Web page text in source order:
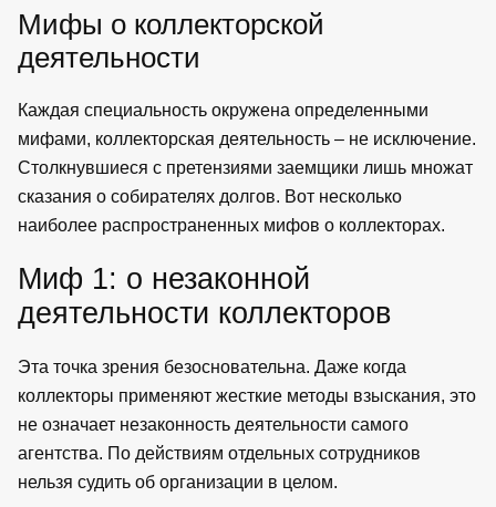
Мифы о коллекторской
деятельности
Каждая специальность окружена определенными
мифами, коллекторская деятельность – не исключение.
Столкнувшиеся с претензиями заемщики лишь множат
сказания о собирателях долгов. Вот несколько
наиболее распространенных мифов о коллекторах.
Миф 1: о незаконной
деятельности коллекторов
Эта точка зрения безосновательна. Даже когда
коллекторы применяют жесткие методы взыскания, это
не означает незаконность деятельности самого
агентства. По действиям отдельных сотрудников
нельзя судить об организации в целом.